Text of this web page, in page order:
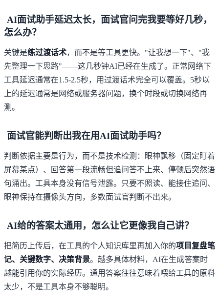
AI面试助手延迟太长，面试官问完我要等好几秒，
怎么办？
关键是练过渡话术，而不是等工具更快。"让我想一下"、"我
先整理一下思路"——这几秒钟AI已经在生成了。正常网络下
工具延迟通常在1.5-2.5秒，用过渡话术完全可以覆盖。5秒以
上的延迟通常是网络或服务器问题，换个时段或切换网络再
测。
面试官能判断出我在用AI面试助手吗？
判断依据主要是行为，而不是技术检测：眼神飘移（固定盯着
屏幕某点）、回答第一段流畅但追问答不上来、停顿后突然语
句涌出。工具本身没有信号泄露。只要不照读、能接住追问、
眼神保持在摄像头方向，多数面试官判断不出来。
AI给的答案太通用，怎么让它更像我自己讲？
把简历上传后，在工具的个人知识库里再加入你的项目复盘笔
记、关键数字、决策背景。越多具体材料，AI在生成答案时
越能引用你的实际经历。通用答案往往意味着喂给工具的原料
太少，不是工具本身不够聪明。